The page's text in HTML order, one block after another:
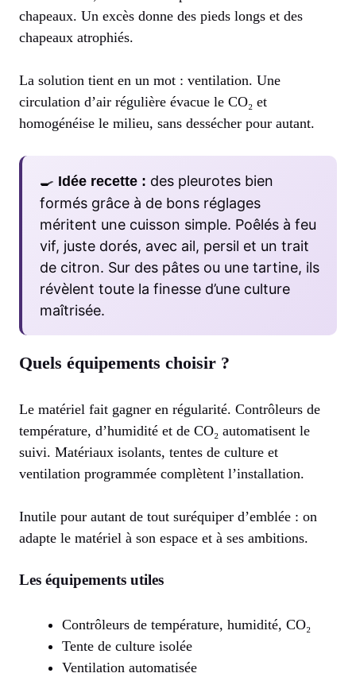
chapeaux. Un excès donne des pieds longs et des
chapeaux atrophiés.
La solution tient en un mot : ventilation. Une
circulation d’air régulière évacue le CO₂ et
homogénéise le milieu, sans dessécher pour autant.
🍳 Idée recette : des pleurotes bien
formés grâce à de bons réglages
méritent une cuisson simple. Poêlés à feu
vif, juste dorés, avec ail, persil et un trait
de citron. Sur des pâtes ou une tartine, ils
révèlent toute la finesse d’une culture
maîtrisée.
Quels équipements choisir ?
Le matériel fait gagner en régularité. Contrôleurs de
température, d’humidité et de CO₂ automatisent le
suivi. Matériaux isolants, tentes de culture et
ventilation programmée complètent l’installation.
Inutile pour autant de tout suréquiper d’emblée : on
adapte le matériel à son espace et à ses ambitions.
Les équipements utiles
Contrôleurs de température, humidité, CO₂
Tente de culture isolée
Ventilation automatisée